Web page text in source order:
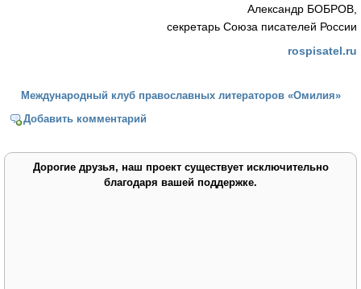
Александр БОБРОВ,
секретарь Союза писателей России
rospisatel.ru
Международный клуб православных литераторов «Омилия»
Добавить комментарий
Дорогие друзья, наш проект существует исключительно
благодаря вашей поддержке.